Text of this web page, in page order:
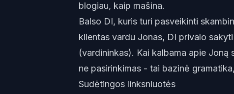
blogiau, kaip mašina.
Balso DI, kuris turi pasveikinti
klientas vardu Jonas, DI privalo sakyti
(vardininkas). Kai kalbama apie Joną
ne pasirinkimas - tai bazinė
Sudėtingos linksniuotės